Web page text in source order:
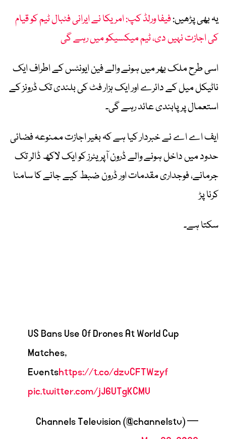
یہ بھی پڑھیں:فیفا ورلڈ کپ: امریکا نے ایرانی فٹبال ٹیم کو قیام
کی اجازت نہیں دی، ٹیم میکسیکو میں رہے گی
اسی طرح ملک بھر میں ہونے والے فین ایونٹس کے اطراف ایک
ناٹیکل میل کے دائرے اور ایک ہزار فٹ کی بلندی تک ڈرونز کے
استعمال پر پابندی عائد رہے گی۔
ایف اے اے نے خبردار کیا ہے کہ بغیر اجازت ممنوعہ فضائی
حدود میں داخل ہونے والے ڈرون آپریٹرز کو ایک لاکھ ڈالر تک
جرمانے، فوجداری مقدمات اور ڈرون ضبط کیے جانے کا سامنا
کرنا پڑ
سکتا ہے۔
US Bans Use Of Drones At World Cup
Matches,
Eventshttps://t.co/dzvCFTWzyf
pic.twitter.com/jJ6UTgKCMV
— Channels Television (@channelstv)